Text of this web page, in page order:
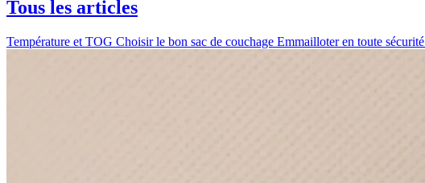
Tous les articles
Température et TOG Choisir le bon sac de couchage Emmailloter en toute sécurité